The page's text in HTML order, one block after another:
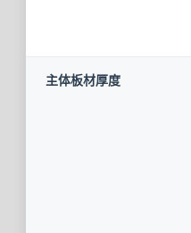
主体板材厚度